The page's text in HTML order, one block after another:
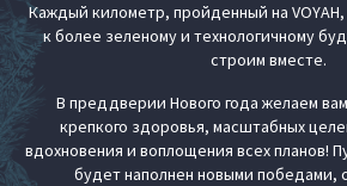
Каждый километр, пройденный на
к более зеленому и технологичному
строим вместе.
В преддверии Нового года желаем
крепкого здоровья, масштабных
вдохновения и воплощения всех планов!
будет наполнен новыми победами,